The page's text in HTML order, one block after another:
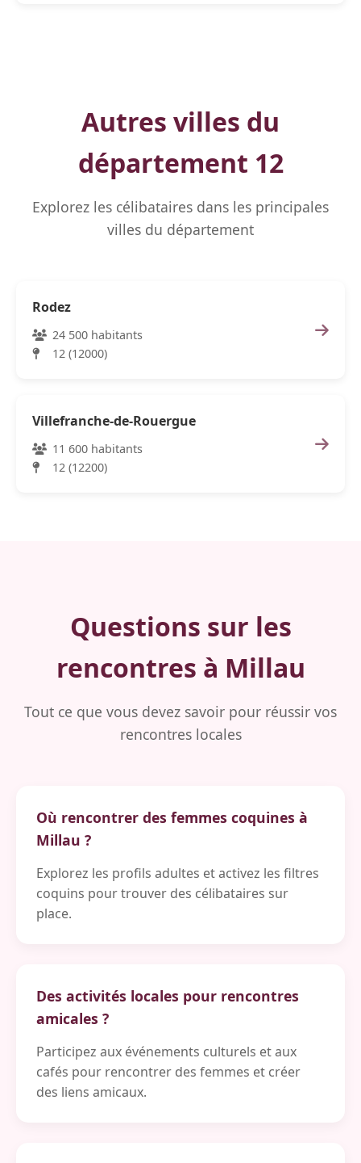
Autres villes du
département 12
Explorez les célibataires dans les principales
villes du département
Rodez
24 500 habitants
12 (12000)
Villefranche-de-Rouergue
11 600 habitants
12 (12200)
Questions sur les
rencontres à Millau
Tout ce que vous devez savoir pour réussir vos
rencontres locales
Où rencontrer des femmes coquines à
Millau ?
Explorez les profils adultes et activez les filtres
coquins pour trouver des célibataires sur
place.
Des activités locales pour rencontres
amicales ?
Participez aux événements culturels et aux
cafés pour rencontrer des femmes et créer
des liens amicaux.